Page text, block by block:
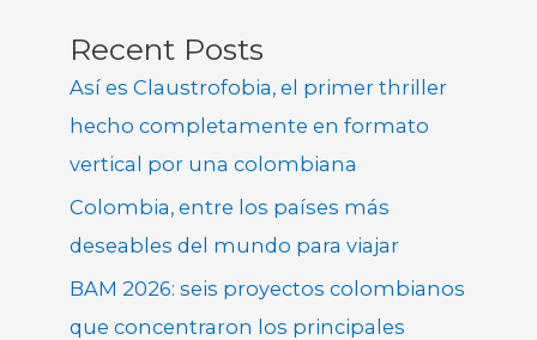
Recent Posts
Así es Claustrofobia, el primer thriller
hecho completamente en formato
vertical por una colombiana
Colombia, entre los países más
deseables del mundo para viajar
BAM 2026: seis proyectos colombianos
que concentraron los principales